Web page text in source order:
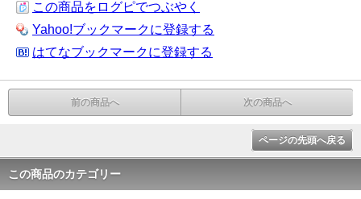
この商品をログピでつぶやく
Yahoo!ブックマークに登録する
はてなブックマークに登録する
前の商品へ 次の商品へ
ページの先頭へ戻る
この商品のカテゴリー